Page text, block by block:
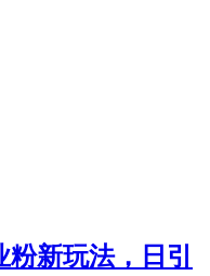
新玩法，日引